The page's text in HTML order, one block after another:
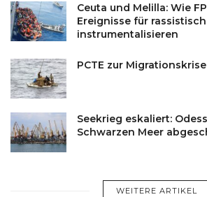
Ceuta und Melilla: Wie
Ereignisse für
instrumentalisieren
PCTE zur
Seekrieg eskaliert:
Schwarzen Meer
WEITERE ARTIKEL